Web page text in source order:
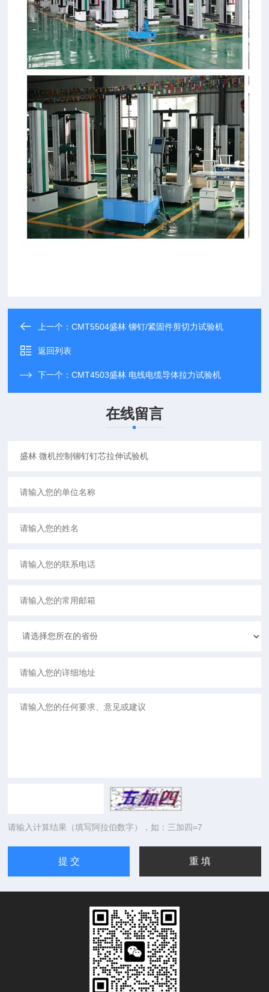
上一个：CMT5504盛林 铆钉/紧固件剪切力试验机
返回列表
下一个：CMT4503盛林 电线电缆导体拉力试验机
在线留言
请输入计算结果（填写阿拉伯数字），如：三加四=7